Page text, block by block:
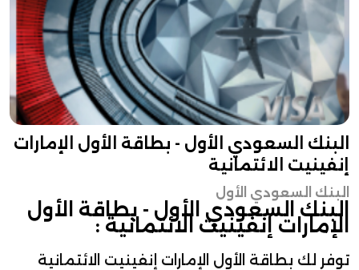
البنك السعودي الأول - بطاقة الأول الإمارات
إنفينيت الائتمانية
البنك السعودي الأول
البنك السعودي الأول - بطاقة الأول
الإمارات إنفينيت الائتمانية :
توفر لك بطاقة الأول الإمارات إنفينيت الائتمانية